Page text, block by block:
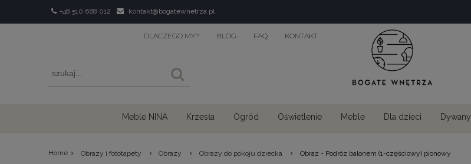
+48 510 668 012 kontakt@bogatewnetrza.pl
DLACZEGO MY? BLOG FAQ KONTAKT
Meble NINA Krzesła Ogród Oświetlenie Meble Dla dzieci Dywany
Home › Obrazy i fototapety › Obrazy › Obrazy do pokoju dziecka › Obraz - Podróz balonem (1-częściowy) pionowy